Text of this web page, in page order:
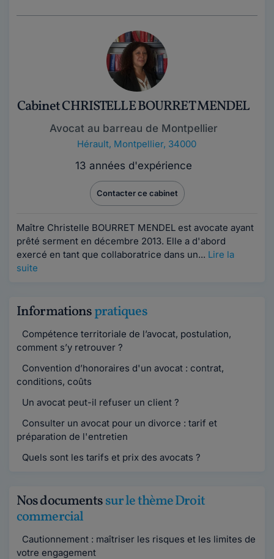
Cabinet CHRISTELLE BOURRET MENDEL
Avocat au barreau de Montpellier
Hérault, Montpellier, 34000
13 années d'expérience
Contacter ce cabinet
Maître Christelle BOURRET MENDEL est avocate ayant
prêté serment en décembre 2013. Elle a d'abord
exercé en tant que collaboratrice dans un... Lire la
suite
Informationspratiques
Compétence territoriale de l’avocat, postulation,
comment s’y retrouver ?
Convention d’honoraires d'un avocat : contrat,
conditions, coûts
Un avocat peut-il refuser un client ?
Consulter un avocat pour un divorce : tarif et
préparation de l'entretien
Quels sont les tarifs et prix des avocats ?
Nos documentssur le thème Droit
commercial
Cautionnement : maîtriser les risques et les limites de
votre engagement